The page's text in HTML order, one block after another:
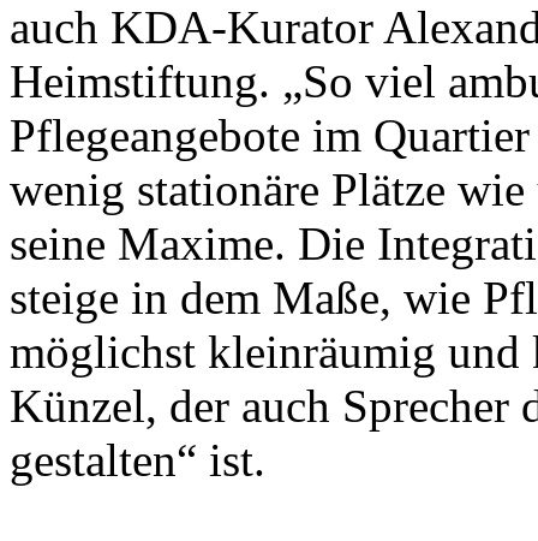
auch KDA-Kurator
Heimstiftung. „So viel
Pflegeangebote im
wenig stationäre Plätze
seine Maxime. Die
steige in dem Maße, wie
möglichst kleinräumig und
Künzel, der auch Sprecher
gestalten“ ist.